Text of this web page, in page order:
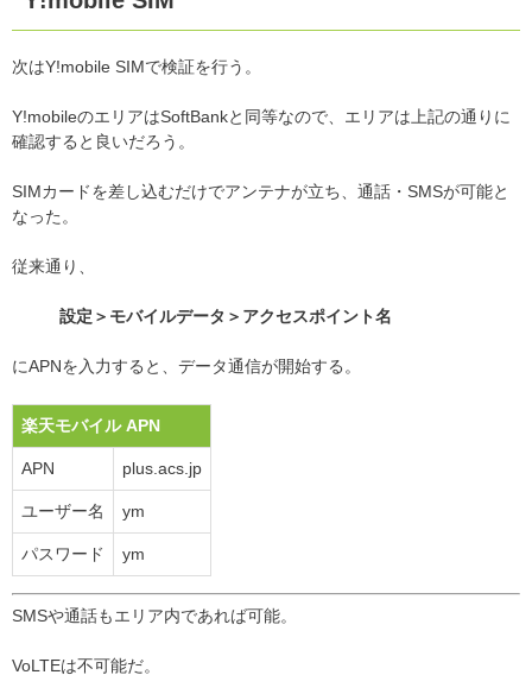
次はY!mobile SIMで検証を行う。
Y!mobileのエリアはSoftBankと同等なので、エリアは上記の通りに
確認すると良いだろう。
SIMカードを差し込むだけでアンテナが立ち、通話・SMSが可能と
なった。
従来通り、
設定＞モバイルデータ＞アクセスポイント名
にAPNを入力すると、データ通信が開始する。
楽天モバイル APN
APN plus.acs.jp
ユーザー名 ym
パスワード ym
SMSや通話もエリア内であれば可能。
VoLTEは不可能だ。